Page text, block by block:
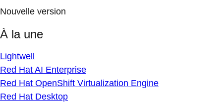
Nouvelle version
À la une
Lightwell
Red Hat AI Enterprise
Red Hat OpenShift Virtualization Engine
Red Hat Desktop